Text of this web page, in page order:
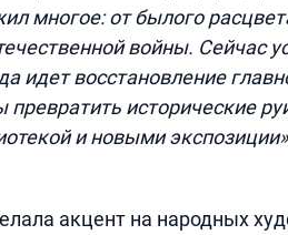
многое: от былого
войны. Сейчас
идет восстановление
исторические
и новыми
акцент на народных